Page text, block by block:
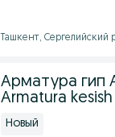
Ташкент, Сергелийский
Арматура гип
Armatura
Новый